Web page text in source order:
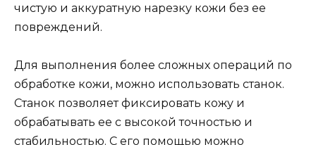
чистую и аккуратную нарезку кожи без ее
повреждений.
Для выполнения более сложных операций по
обработке кожи, можно использовать станок.
Станок позволяет фиксировать кожу и
обрабатывать ее с высокой точностью и
стабильностью. С его помощью можно